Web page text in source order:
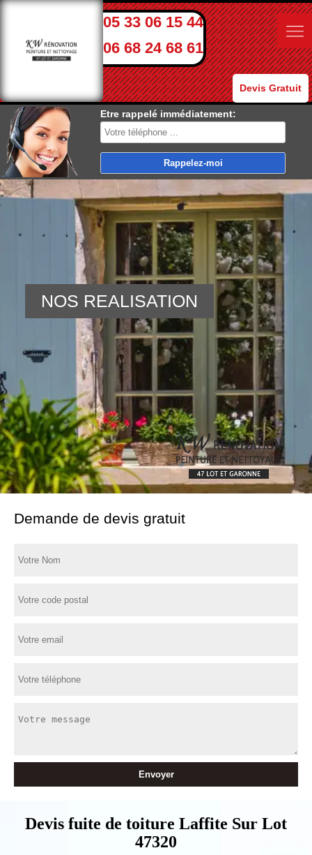
05 33 06 15 44
06 68 24 68 61
Devis Gratuit
Etre rappelé immédiatement:
NOS REALISATION
Demande de devis gratuit
Devis fuite de toiture Laffite Sur Lot
47320